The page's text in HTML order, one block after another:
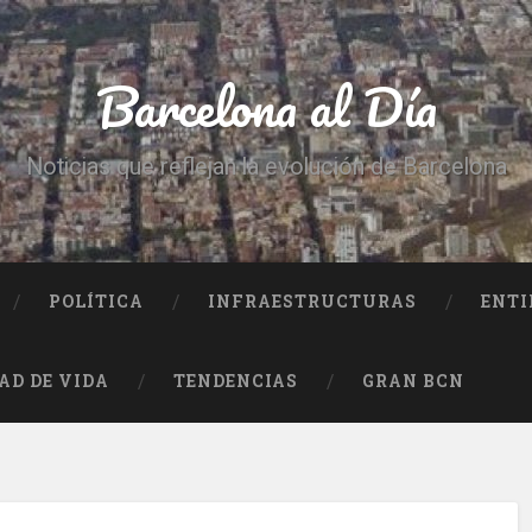
Barcelona al Día
Noticias que reflejan la evolución de Barcelona
POLÍTICA INFRAESTRUCTURAS
DE VIDA TENDENCIAS GRAN BCN